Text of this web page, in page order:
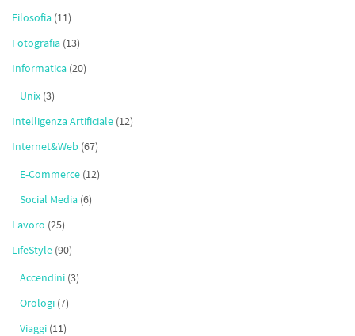
Filosofia (11)
Fotografia (13)
Informatica (20)
Unix (3)
Intelligenza Artificiale (12)
Internet&Web (67)
E-Commerce (12)
Social Media (6)
Lavoro (25)
LifeStyle (90)
Accendini (3)
Orologi (7)
Viaggi (11)